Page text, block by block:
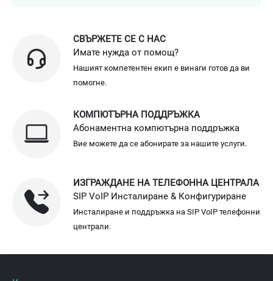
СВЪРЖЕТЕ СЕ С НАС
Имате нужда от помощ?
Нашият компетентен екип е винаги готов да ви
помогне.
КОМПЮТЪРНА ПОДДРЪЖКА
Абонаментна компютърна поддръжка
Вие можете да се абонирате за нашите услуги.
ИЗГРАЖДАНЕ НА ТЕЛЕФОННА ЦЕНТРАЛА
SIP VoIP Инсталиране & Конфигуриране
Инсталиране и поддръжка на SIP VoIP телефонни
централи.